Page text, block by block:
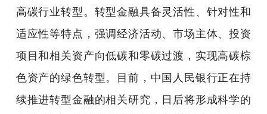
高碳行业转型。转型金融具备灵活性、针对性和
适应性等特点，强调经济活动、市场主体、投资
项目和相关资产向低碳和零碳过渡，实现高碳棕
色资产的绿色转型。目前，中国人民银行正在持
续推进转型金融的相关研究，日后将形成科学的